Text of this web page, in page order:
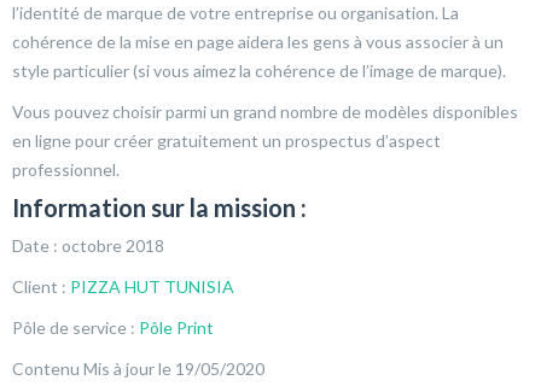
l’identité de marque de votre entreprise ou organisation. La
cohérence de la mise en page aidera les gens à vous associer à un
style particulier (si vous aimez la cohérence de l’image de marque).
Vous pouvez choisir parmi un grand nombre de modèles disponibles
en ligne pour créer gratuitement un prospectus d’aspect
professionnel.
Information sur la mission :
Date : octobre 2018
Client : PIZZA HUT TUNISIA
Pôle de service : Pôle Print
Contenu Mis à jour le 19/05/2020